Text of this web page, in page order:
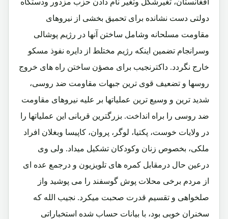
افغانستان، تغیرشکل وتغیر نام دادن حزب مزدور ودستگاه
دولتی دست نشانده برای تحمیق بخشی از نیروهای
مقاومت مسلحانه وشامل ساختن آنها در رژیم پوشالی
وسرانجام تضمین اینکه رژیم مختلط از دایره نفوذ مسکو
خارج نگردد. داکترنجیب برای مصؤن ساختن راه های خروج
روسها و تضعیف قوی ترین جبهات مقاومت ضد روسی،
شدید ترین و وسیع ترین عملیاتها بر علیه نیروهای مقاومت
ضد روسی را براه انداخت. بزرگترین قربانی این عملیاتها را
در ولایات خوست، پکتیا، لوگر، پروان، کاپیسا وبغلان افراد
ملکی، بخصوص زنان وکودکان تشکیل میداد. ولی وی
درعین حال درمقابل کمره های تلویزیون و درجمع عده ای
از مردم برخی محلات پوش گوسفند را می پوشید واز
صلخواهی و تقسیم قدرت صحبت میکرد. نجیب الله که
سخنران خوبی بود، با بیانات حساب شده استخباراتی